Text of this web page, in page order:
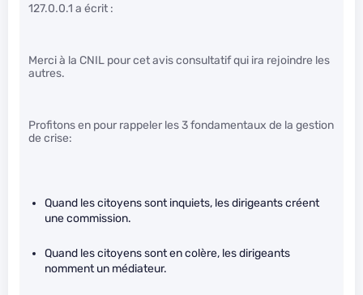
127.0.0.1 a écrit :
Merci à la CNIL pour cet avis consultatif qui ira rejoindre les
autres.
Profitons en pour rappeler les 3 fondamentaux de la gestion
de crise:
Quand les citoyens sont inquiets, les dirigeants créent
une commission.
Quand les citoyens sont en colère, les dirigeants
nomment un médiateur.